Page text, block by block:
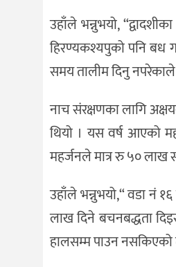
उहाँले भन्नुभयो,
हिरण्यकश्यपुको पनि बध
समय तालीम दिनु
नाच संरक्षणका लागि
थियो । यस वर्ष आएको
महर्जनले मात्र रु ५० लाख
उहाँले भन्नुभयो,“ वडा नं
लाख दिने बचनबद्धता
हालसम्म पाउन नसकिएको